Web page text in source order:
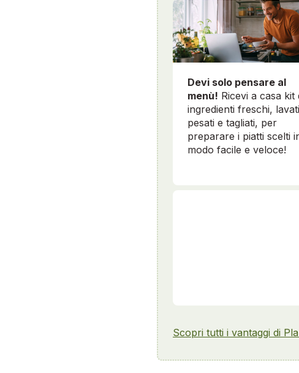
Devi solo pensare al
menù! Ricevi a casa kit
ingredienti freschi,
pesati e tagliati, per
preparare i piatti scelti
modo facile e veloce!
Scopri tutti i vantaggi di